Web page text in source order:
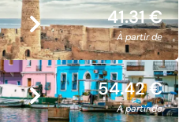
41.31 €
À partir de
54.42 €
À partir de